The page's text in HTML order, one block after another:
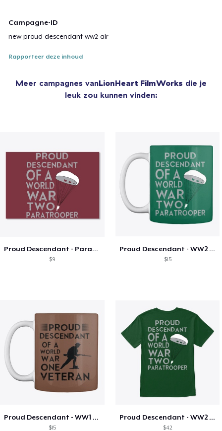
Campagne-ID
new-proud-descendant-ww2-air
Rapporteer deze inhoud
Meer campagnes vanLionHeart FilmWorks die je
leuk zou kunnen vinden:
Proud Descendant - Paratrooper Sticker
$9
Proud Descendant - WW2 Paratrooper Mug
$15
Proud Descendant - WW1 Veteran Mug
$15
Proud Descendant - WW2 Paratrooper
$42